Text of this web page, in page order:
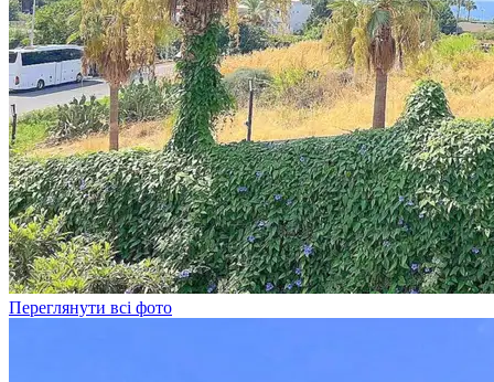
Переглянути всі фото